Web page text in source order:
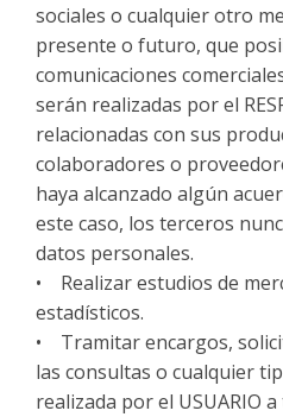
sociales o cualquier otro
presente o futuro, que
comunicaciones
serán realizadas por el
relacionadas con sus
colaboradores o
haya alcanzado algún
este caso, los terceros
datos personales.
• Realizar estudios de
estadísticos.
• Tramitar encargos,
las consultas o cualquier
realizada por el USUARIO